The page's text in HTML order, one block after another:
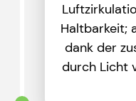
Haltbarkeit;
dank der
durch Licht